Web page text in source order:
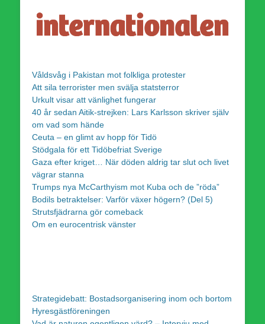
Våldsvåg i Pakistan mot folkliga protester
Att sila terrorister men svälja statsterror
Urkult visar att vänlighet fungerar
40 år sedan Aitik-strejken: Lars Karlsson skriver själv
om vad som hände
Ceuta – en glimt av hopp för Tidö
Stödgala för ett Tidöbefriat Sverige
Gaza efter kriget… När döden aldrig tar slut och livet
vägrar stanna
Trumps nya McCarthyism mot Kuba och de ”röda”
Bodils betraktelser: Varför växer högern? (Del 5)
Strutsfjädrarna gör comeback
Om en eurocentrisk vänster
Strategidebatt: Bostadsorganisering inom och bortom
Hyresgästföreningen